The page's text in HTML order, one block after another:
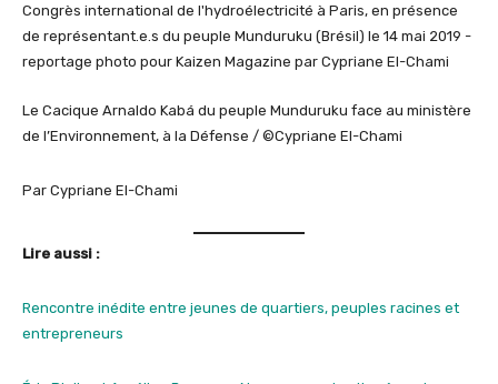
Le Cacique Arnaldo Kabá du peuple Munduruku face au ministère
de l’Environnement, à la Défense / ©Cypriane El-Chami
Par Cypriane El-Chami
Lire aussi :
Rencontre inédite entre jeunes de quartiers, peuples racines et
entrepreneurs